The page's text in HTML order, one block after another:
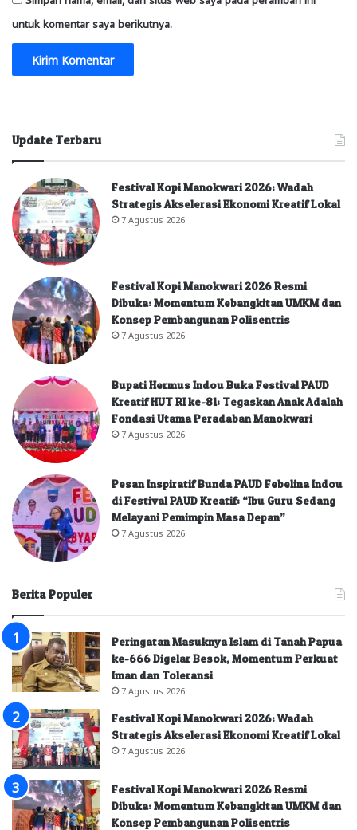
untuk komentar saya berikutnya.
Update Terbaru
Festival Kopi Manokwari 2026: Wadah
Strategis Akselerasi Ekonomi Kreatif Lokal
7 Agustus 2026
Festival Kopi Manokwari 2026 Resmi
Dibuka: Momentum Kebangkitan UMKM dan
Konsep Pembangunan Polisentris
7 Agustus 2026
Bupati Hermus Indou Buka Festival PAUD
Kreatif HUT RI ke-81: Tegaskan Anak Adalah
Fondasi Utama Peradaban Manokwari
7 Agustus 2026
Pesan Inspiratif Bunda PAUD Febelina Indou
di Festival PAUD Kreatif: “Ibu Guru Sedang
Melayani Pemimpin Masa Depan”
7 Agustus 2026
Berita Populer
Peringatan Masuknya Islam di Tanah Papua
ke-666 Digelar Besok, Momentum Perkuat
Iman dan Toleransi
7 Agustus 2026
Festival Kopi Manokwari 2026: Wadah
Strategis Akselerasi Ekonomi Kreatif Lokal
7 Agustus 2026
Festival Kopi Manokwari 2026 Resmi
Dibuka: Momentum Kebangkitan UMKM dan
Konsep Pembangunan Polisentris